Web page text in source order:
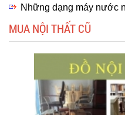
Những dạng máy nước
MUA NỘI THẤT CŨ